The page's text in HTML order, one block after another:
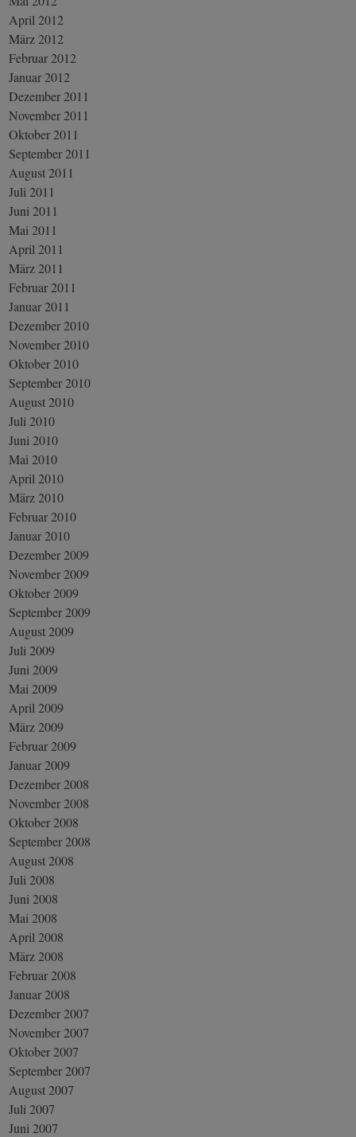
April 2012
März 2012
Februar 2012
Januar 2012
Dezember 2011
November 2011
Oktober 2011
September 2011
August 2011
Juli 2011
Juni 2011
Mai 2011
April 2011
März 2011
Februar 2011
Januar 2011
Dezember 2010
November 2010
Oktober 2010
September 2010
August 2010
Juli 2010
Juni 2010
Mai 2010
April 2010
März 2010
Februar 2010
Januar 2010
Dezember 2009
November 2009
Oktober 2009
September 2009
August 2009
Juli 2009
Juni 2009
Mai 2009
April 2009
März 2009
Februar 2009
Januar 2009
Dezember 2008
November 2008
Oktober 2008
September 2008
August 2008
Juli 2008
Juni 2008
Mai 2008
April 2008
März 2008
Februar 2008
Januar 2008
Dezember 2007
November 2007
Oktober 2007
September 2007
August 2007
Juli 2007
Juni 2007